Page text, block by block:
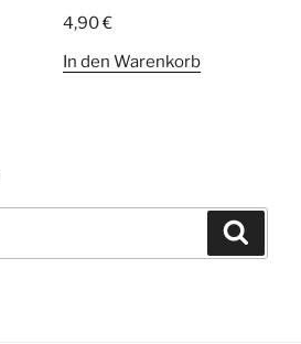
4,90€
In den Warenkorb